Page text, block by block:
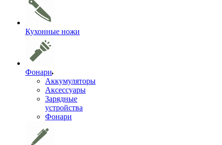
Кухонные ножи
Фонари
Аккумуляторы
Аксессуары
Зарядные
устройства
Фонари